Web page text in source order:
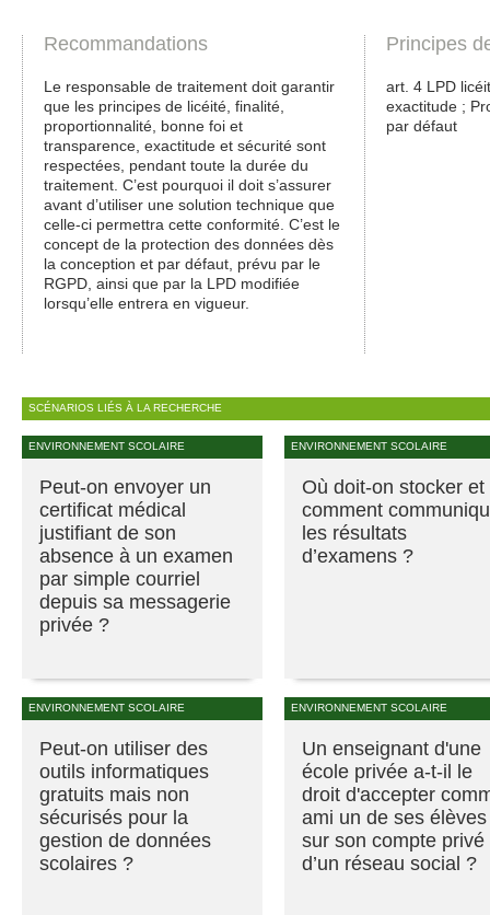
Recommandations
Le responsable de traitement doit garantir
que les principes de licéité, finalité,
proportionnalité, bonne foi et
transparence, exactitude et sécurité sont
respectées, pendant toute la durée du
traitement. C’est pourquoi il doit s’assurer
avant d’utiliser une solution technique que
celle-ci permettra cette conformité. C’est le
concept de la protection des données dès
la conception et par défaut, prévu par le
RGPD, ainsi que par la LPD modifiée
lorsqu’elle entrera en vigueur.
Principes
art. 4 LPD
exactitude ;
par défaut
SCÉNARIOS LIÉS À LA RECHERCHE
ENVIRONNEMENT SCOLAIRE
Peut-on envoyer un
certificat médical
justifiant de son
absence à un examen
par simple courriel
depuis sa messagerie
privée ?
ENVIRONNEMENT SCOLAIRE
Où doit-on stocker et
comment
les résultats
d’examens ?
ENVIRONNEMENT SCOLAIRE
Peut-on utiliser des
outils informatiques
gratuits mais non
sécurisés pour la
gestion de données
scolaires ?
ENVIRONNEMENT SCOLAIRE
Un enseignant d'une
école privée a-t-il le
droit d'accepter
ami un de ses élèves
sur son compte privé
d’un réseau social ?